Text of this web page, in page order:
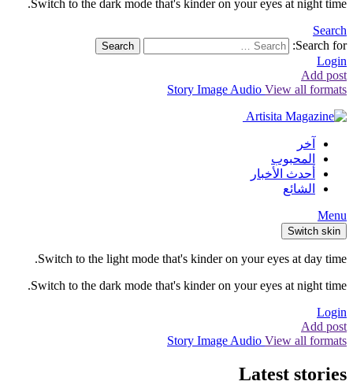
Switch to the dark mode that's kinder on your eyes at night time.
Search
Search for:
Search
Login
Add post
Story Image Audio View all formats
آخر
المحبوب
أحدث الأخبار
الشائع
Menu
Switch skin
Switch to the light mode that's kinder on your eyes at day time.
Switch to the dark mode that's kinder on your eyes at night time.
Login
Add post
Story Image Audio View all formats
Latest stories